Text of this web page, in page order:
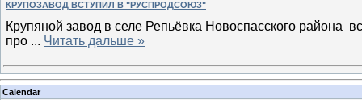
КРУПОЗАВОД ВСТУПИЛ В "РУСПРОДСОЮЗ"
Крупяной завод в селе Репьёвка Новоспасского района
про ... Читать дальше »
Calendar